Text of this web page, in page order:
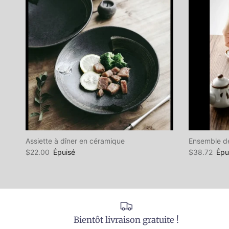
Assiette à dîner en céramique
$22.00 Épuisé
Ensemble
$38.72
Bientôt livraison gratuite !